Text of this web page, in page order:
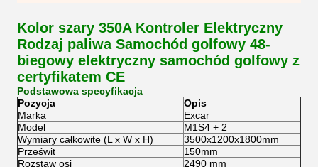
Kolor szary 350A Kontroler Elektryczny
Rodzaj paliwa Samochód golfowy 48-
biegowy elektryczny samochód golfowy z
certyfikatem CE
Podstawowa specyfikacja
Pozycja
Opis
Marka
Excar
Model
M1S4 + 2
Wymiary całkowite (L x W x H)
3500x1200x1800mm
Prześwit
150mm
Rozstaw osi
2490 mm